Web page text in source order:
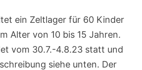
ein Zeltlager für 60 Kinder
Alter von 10 bis 15 Jahren.
vom 30.7.-4.8.23 statt und
siehe unten. Der